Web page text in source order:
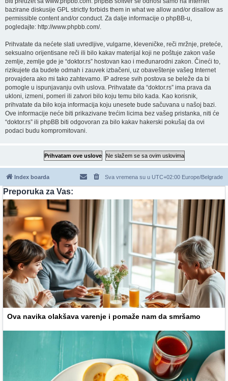
bazirane diskusije GPL strictly forbids them in what we allow and/or disallow as
permissible content and/or conduct. Za dalje informacije o phpBB-u,
pogledajte: http://www.phpbb.com/.
Prihvatate da nećete slati uvredljive, vulgarne, kleveničke, reči mržnje, preteće,
seksualno orijentisane reči ili bilo kakav materijal koji ne poštuje zakon vaše
zemlje, zemlje gde je “doktor.rs” hostovan kao i međunarodni zakon. Čineći to,
rizikujete da budete odmah i zauvek izbačeni, uz obaveštenje vašeg Internet
provajdera ako mi tako zahtevamo. IP adrese svih postova se beleže da bi
pomogle u ispunjavanju ovih uslova. Prihvatate da “doktor.rs” ima prava da
ukloni, izmeni, pomeri ili zatvori bilo koju temu bilo kada. Kao korisnik,
prihvatate da bilo koja informacija koju unesete bude sačuvana u našoj bazi.
Ove informacije neće biti prikazivane trećim licima bez vašeg pristanka, niti će
“doktor.rs” ili phpBB biti odgovoran za bilo kakav hakerski pokušaj da ovi
podaci budu kompromitovani.
Index boarda Sva vremena su u UTC+02:00 Europe/Belgrade
Preporuka za Vas:
Ova navika olakšava varenje i pomaže nam da smršamo